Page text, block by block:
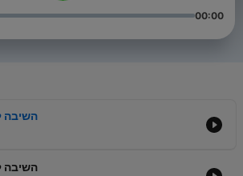
00:00
השיבה
השיבה